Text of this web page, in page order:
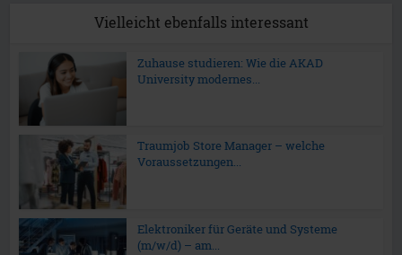
Vielleicht ebenfalls interessant
Zuhause studieren: Wie die AKAD
University modernes...
Traumjob Store Manager – welche
Voraussetzungen...
Elektroniker für Geräte und Systeme
(m/w/d) – am...